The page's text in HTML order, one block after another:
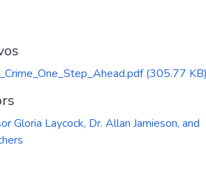
(305.77 KB)
Gloria Laycock, Dr. Allan Jamieson, and